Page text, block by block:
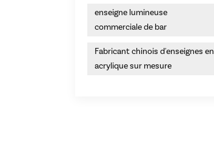
enseigne lumineuse
commerciale de bar
Fabricant chinois d'enseignes en
acrylique sur mesure